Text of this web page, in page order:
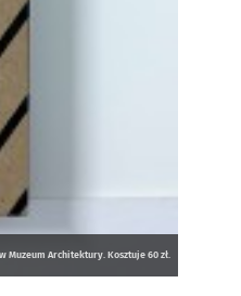
Architektury. Kosztuje 60 zł.